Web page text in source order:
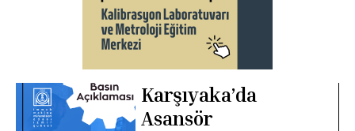
Karşıyaka’da
Asansör